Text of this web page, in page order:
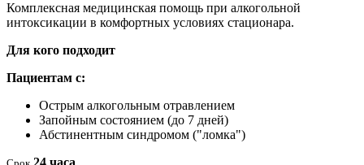
Комплексная медицинская помощь при алкогольной
интоксикации в комфортных условиях стационара.
Для кого подходит
Пациентам с:
Острым алкогольным отравлением
Запойным состоянием (до 7 дней)
Абстинентным синдромом ("ломка")